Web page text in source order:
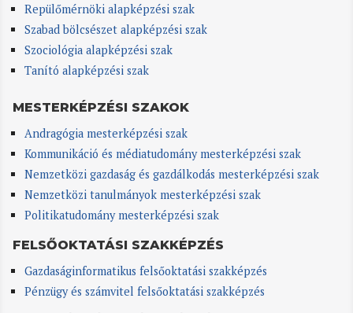
Repülőmérnöki alapképzési szak
Szabad bölcsészet alapképzési szak
Szociológia alapképzési szak
Tanító alapképzési szak
MESTERKÉPZÉSI SZAKOK
Andragógia mesterképzési szak
Kommunikáció és médiatudomány mesterképzési szak
Nemzetközi gazdaság és gazdálkodás mesterképzési szak
Nemzetközi tanulmányok mesterképzési szak
Politikatudomány mesterképzési szak
FELSŐOKTATÁSI SZAKKÉPZÉS
Gazdaságinformatikus felsőoktatási szakképzés
Pénzügy és számvitel felsőoktatási szakképzés